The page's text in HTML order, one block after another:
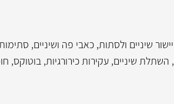
יישור שיניים ולסתות, כאבי פה ושיניים, סתימות
, השתלת שיניים, עקירות כירורגיות, בוטוקס,